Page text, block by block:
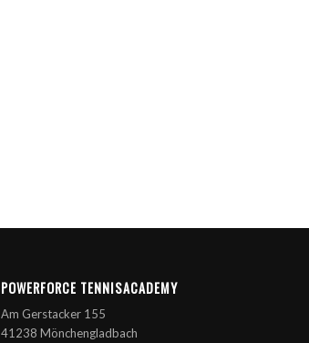
POWERFORCE TENNISACADEMY
Am Gerstacker 155
41238 Mönchengladbach